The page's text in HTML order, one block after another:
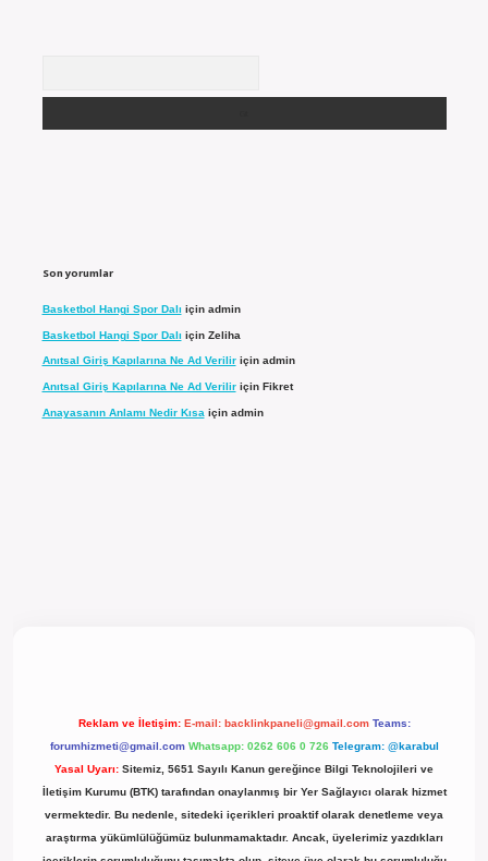
Son yorumlar
Basketbol Hangi Spor Dalı için admin
Basketbol Hangi Spor Dalı için Zeliha
Anıtsal Giriş Kapılarına Ne Ad Veriliriçin admin
Anıtsal Giriş Kapılarına Ne Ad Veriliriçin Fikret
Anayasanın Anlamı Nedir Kısa için admin
Reklam ve İletişim: E-mail: backlinkpaneli@gmail.com Teams:
forumhizmeti@gmail.com Whatsapp: 0262 606 0 726 Telegram: @karabul
Yasal Uyarı: Sitemiz, 5651 Sayılı Kanun gereğince Bilgi Teknolojileri ve
İletişim Kurumu (BTK) tarafından onaylanmış bir Yer Sağlayıcı olarak hizmet
vermektedir. Bu nedenle, sitedeki içerikleri proaktif olarak denetleme veya
araştırma yükümlülüğümüz bulunmamaktadır. Ancak, üyelerimiz yazdıkları